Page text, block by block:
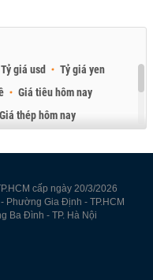
Tỷ giá usd
Tỷ giá yen
Giá tiêu hôm nay
Giá thép hôm nay
cấp ngày 20/3/2026
Phường Gia Định - TP.HCM
Ba Đình - TP. Hà Nội